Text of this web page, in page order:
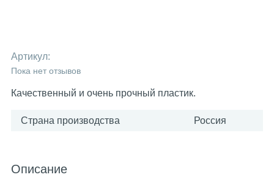
Артикул:
Пока нет отзывов
Качественный и очень прочный пластик.
Страна производства Россия
Описание